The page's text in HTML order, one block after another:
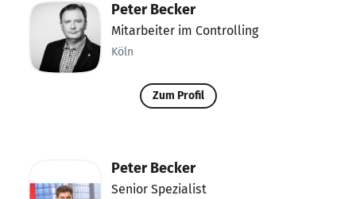
Peter Becker
Mitarbeiter im Controlling
Köln
Zum Profil
Peter Becker
Senior Spezialist